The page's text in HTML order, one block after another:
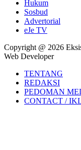
Hukum
Sosbud
Advertorial
eJe TV
Copyright @ 2026
Web Developer
TENTANG
REDAKSI
PEDOMAN
CONTACT /